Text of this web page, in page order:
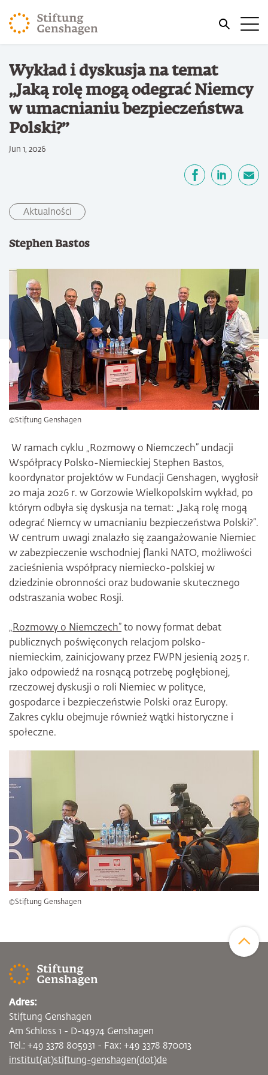
PRZJDŹ DO TREŚCI GŁÓWNEJ
PRZEJDŹ DO WYSZUKIWARKI
Jesteś tutaj
Strona główna
Wykład i dyskusja na temat
„Jaką rolę mogą odegrać Niemcy
w umacnianiu bezpieczeństwa
Polski?”
Jun 1, 2026
Aktualności
Stephen Bastos
©Stiftung Genshagen
W ramach cyklu „Rozmowy o Niemczech” undacji
Współpracy Polsko-Niemieckiej Stephen Bastos,
koordynator projektów w Fundacji Genshagen, wygłosił
20 maja 2026 r. w Gorzowie Wielkopolskim wykład, po
którym odbyła się dyskusja na temat: „Jaką rolę mogą
odegrać Niemcy w umacnianiu bezpieczeństwa Polski?”.
W centrum uwagi znalazło się zaangażowanie Niemiec
w zabezpieczenie wschodniej flanki NATO, możliwości
zacieśnienia współpracy niemiecko-polskiej w
dziedzinie obronności oraz budowanie skutecznego
odstraszania wobec Rosji.
„Rozmowy o Niemczech” to nowy format debat
publicznych poświęconych relacjom polsko-
niemieckim, zainicjowany przez FWPN jesienią 2025 r.
jako odpowiedź na rosnącą potrzebę pogłębionej,
rzeczowej dyskusji o roli Niemiec w polityce,
gospodarce i bezpieczeństwie Polski oraz Europy.
Zakres cyklu obejmuje również wątki historyczne i
społeczne.
©Stiftung Genshagen
Adres:
Stiftung Genshagen
Am Schloss 1 - D-14974 Genshagen
Tel.: +49 3378 805931 - Fax: +49 3378 870013
institut(at)stiftung-genshagen(dot)de